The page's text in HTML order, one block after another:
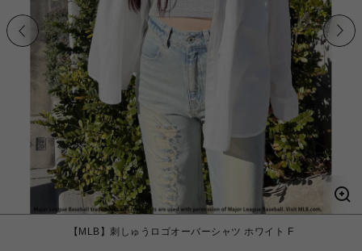
【MLB】刺しゅうロゴオーバーシャツ ホワイト F